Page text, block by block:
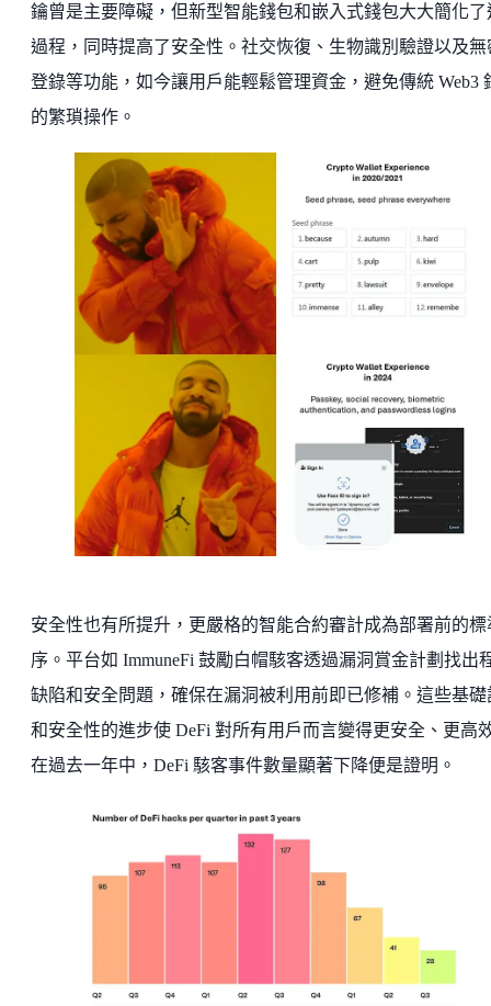
鑰曾是主要障礙，但新型智能錢包和嵌入式錢包大大簡化了
過程，同時提高了安全性。社交恢復、生物識別驗證以及無
登錄等功能，如今讓用戶能輕鬆管理資金，避免傳統 Web3
的繁瑣操作。
安全性也有所提升，更嚴格的智能合約審計成為部署前的標
序。平台如 ImmuneFi 鼓勵白帽駭客透過漏洞賞金計劃找出
缺陷和安全問題，確保在漏洞被利用前即已修補。這些基礎
和安全性的進步使 DeFi 對所有用戶而言變得更安全、更高
在過去一年中，DeFi 駭客事件數量顯著下降便是證明。